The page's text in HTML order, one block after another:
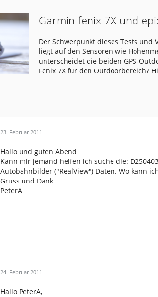
Garmin fenix 7X und
Der Schwerpunkt dieses Tests und
liegt auf den Sensoren wie
unterscheidet die beiden GPS-
Fenix 7X für den Outdoorbereich?
23. Februar 2011
Hallo und guten Abend
Kann mir jemand helfen ich suche die:
Autobahnbilder ("RealView") Daten. Wo kann
Gruss und Dank
PeterA
24. Februar 2011
Hallo PeterA,